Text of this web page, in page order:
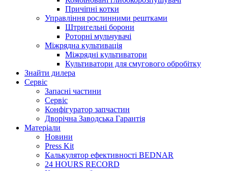
Причіпні котки
Управління рослинними рештками
Штригельні борони
Pоторні мульчувачі
Міжрядна культивація
Міжрядні культиватори
Культиватори для смугового обробітку
Знайти дилера
Сервіс
Запасні частини
Сервіс
Конфігуратор запчастин
Дворічна Заводська Гарантія
Матеріали
Новини
Press Kit
Калькулятор ефективності BEDNAR
24 HOURS RECORD